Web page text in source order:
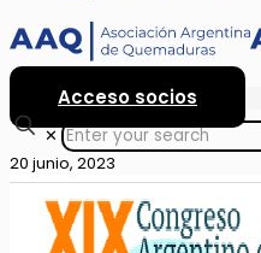
Acceso socios
✕
20 junio, 2023